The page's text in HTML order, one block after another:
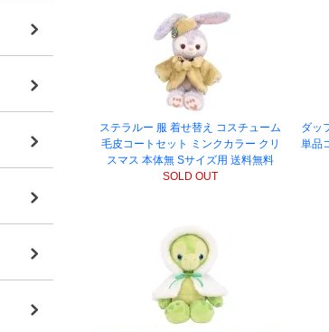
ステラルー 服 着せ替え コスチューム
毛皮コートセット ミンクカラー クリ
スマス 本体無 Sサイズ用 送料無料
SOLD OUT
ダッ
単品